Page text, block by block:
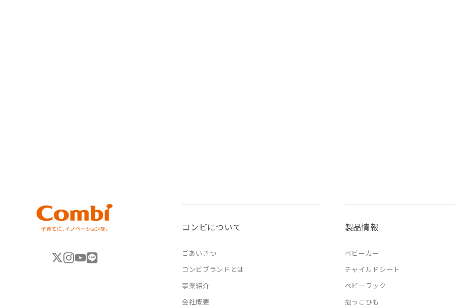
コンビについて
ごあいさつ
コンビブランドとは
事業紹介
会社概要
製品情報
ベビーカー
チャイルドシート
ベビーラック
抱っこひも